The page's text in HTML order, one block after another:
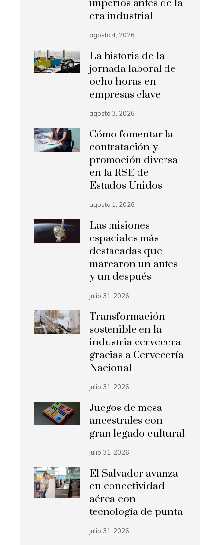
imperios antes de la
era industrial
agosto 4, 2026
La historia de la
jornada laboral de
ocho horas en
empresas clave
agosto 3, 2026
Cómo fomentar la
contratación y
promoción diversa
en la RSE de
Estados Unidos
agosto 1, 2026
Las misiones
espaciales más
destacadas que
marcaron un antes
y un después
julio 31, 2026
Transformación
sostenible en la
industria cervecera
gracias a Cervecería
Nacional
julio 31, 2026
Juegos de mesa
ancestrales con
gran legado cultural
julio 31, 2026
El Salvador avanza
en conectividad
aérea con
tecnología de punta
julio 31, 2026